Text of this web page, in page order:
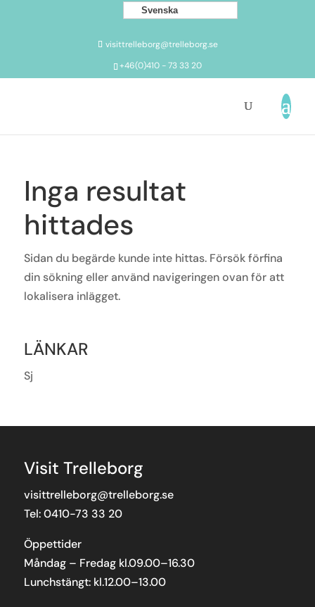
Svenska
visittrelleborg@trelleborg.se
+46(0)410 - 73 33 20
Inga resultat
hittades
Sidan du begärde kunde inte hittas. Försök förfina
din sökning eller använd navigeringen ovan för att
lokalisera inlägget.
LÄNKAR
Sj
Visit Trelleborg
visittrelleborg@trelleborg.se
Tel: 0410-73 33 20
Öppettider
Måndag – Fredag kl.09.00–16.30
Lunchstängt: kl.12.00–13.00